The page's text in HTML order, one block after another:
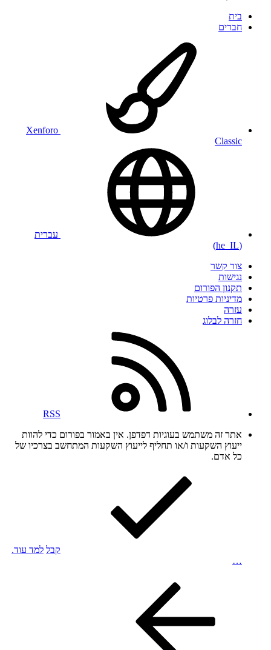
בית
חברים
Xenforo
Classic
עברית
(he_IL)
צור קשר
נגישות
תקנון הפורום
מדיניות פרטיות
עזרה
חזרה לבלוג
RSS
אתר זה משתמש בעוגיות דפדפן. אין באמור בפורום כדי להוות
ייעוץ השקעות ו/או תחליף לייעוץ השקעות המתחשב בצרכיו של
כל אדם.
קבל למד עוד.
…